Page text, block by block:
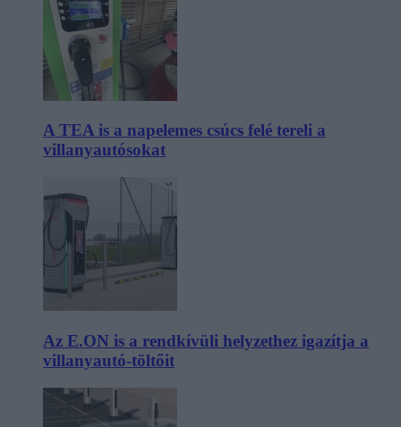
A TEA is a napelemes csúcs felé tereli a
villanyautósokat
Az E.ON is a rendkívüli helyzethez igazítja a
villanyautó-töltőit